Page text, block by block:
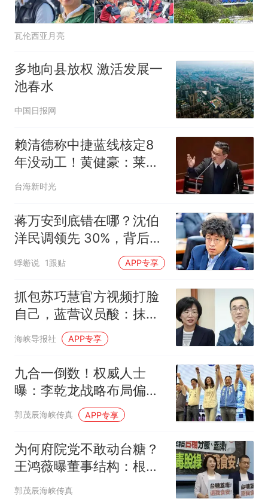
瓦伦西亚月亮
多地向县放权 激活发展一
池春水
中国日报网
赖清德称中捷蓝线核定8
年没动工！黄健豪：莱尔
校长一开口就说谎
台海新时光
蒋万安到底错在哪？沈伯
洋民调领先 30%，背后真
相让人意外？
蜉蝣说 1跟贴 APP专享
抓包苏巧慧官方视频打脸
自己，蓝营议员酸：抹黑
李四川又翻车
海峡导报社 APP专享
九合一倒数！权威人士
曝：李乾龙战略布局偏差
退二线 郑丽文扛责整合
郭茂辰海峡传真 APP专享
为何府院党不敢动台糖？
王鸿薇曝董事结构：根本
绿糖
郭茂辰海峡传真